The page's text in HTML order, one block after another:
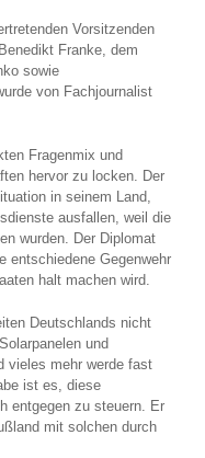
Vorsitzenden
Franke, dem
sowie
von Fachjournalist
Fragenmix und
hervor zu locken. Der
in seinem Land,
ausfallen, weil die
wurden. Der Diplomat
entschiedene Gegenwehr
halt machen wird.
Deutschlands nicht
und
vieles mehr werde fast
ist es, diese
entgegen zu steuern. Er
mit solchen durch